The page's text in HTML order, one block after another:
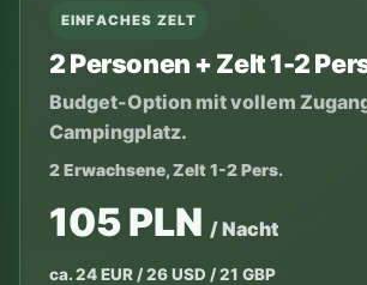
EINFACHES ZELT
2 Personen + Zelt 1-2
Budget-Option mit vollem
Campingplatz.
2 Erwachsene, Zelt 1-2 Pers.
105 PLN / Nacht
ca. 24 EUR / 26 USD / 21 GBP